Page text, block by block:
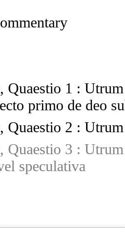
1 :
primo de deo
Quaestio 2 :
Quaestio 3 :
speculativa